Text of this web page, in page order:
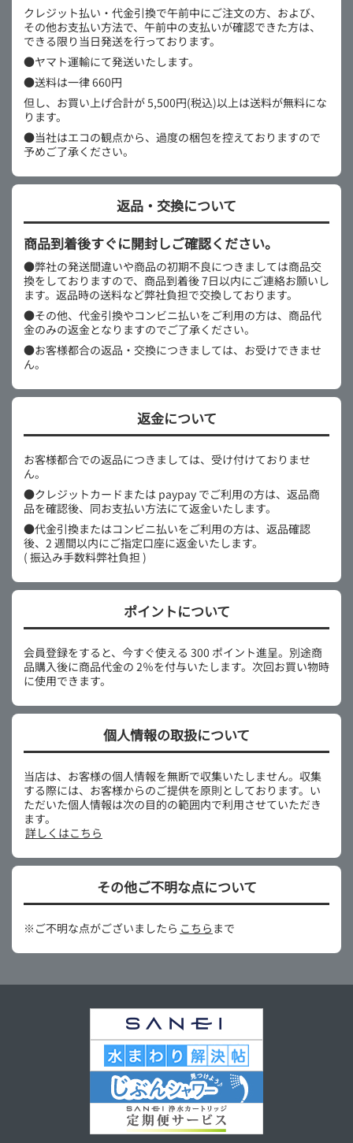
クレジット払い・代金引換で午前中にご注文の方、および、
その他お支払い方法で、午前中の支払いが確認できた方は、
できる限り当日発送を行っております。
●ヤマト運輸にて発送いたします。
●送料は一律 660円
但し、お買い上げ合計が 5,500円(税込)以上は送料が無料にな
ります。
●当社はエコの観点から、過度の梱包を控えておりますので
予めご了承ください。
返品・交換について
商品到着後すぐに開封しご確認ください。
●弊社の発送間違いや商品の初期不良につきましては商品交
換をしておりますので、商品到着後 7日以内にご連絡お願いし
ます。返品時の送料など弊社負担で交換しております。
●その他、代金引換やコンビニ払いをご利用の方は、商品代
金のみの返金となりますのでご了承ください。
●お客様都合の返品・交換につきましては、お受けできませ
ん。
返金について
お客様都合での返品につきましては、受け付けておりませ
ん。
●クレジットカードまたは paypay でご利用の方は、返品商
品を確認後、同お支払い方法にて返金いたします。
●代金引換またはコンビニ払いをご利用の方は、返品確認
後、2 週間以内にご指定口座に返金いたします。
( 振込み手数料弊社負担 )
ポイントについて
会員登録をすると、今すぐ使える 300 ポイント進呈。別途商
品購入後に商品代金の 2％を付与いたします。次回お買い物時
に使用できます。
個人情報の取扱について
当店は、お客様の個人情報を無断で収集いたしません。収集
する際には、お客様からのご提供を原則としております。い
ただいた個人情報は次の目的の範囲内で利用させていただき
ます。
詳しくはこちら
その他ご不明な点について
※ご不明な点がございましたら こちら まで